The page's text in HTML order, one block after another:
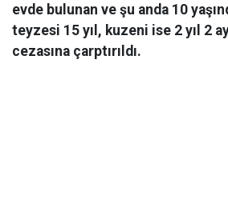
evde bulunan ve şu anda 10
teyzesi 15 yıl, kuzeni ise 2 yıl 2
cezasına çarptırıldı.